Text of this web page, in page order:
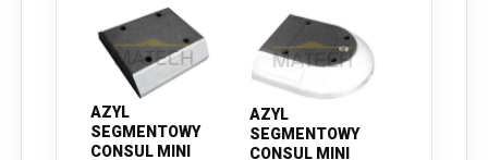
AZYL
SEGMENTOWY
CONSUL MINI
AZYL
SEGMENTOWY
CONSUL MINI